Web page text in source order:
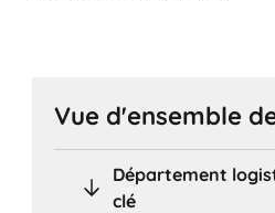
Vue d'ensemble
Département
clé